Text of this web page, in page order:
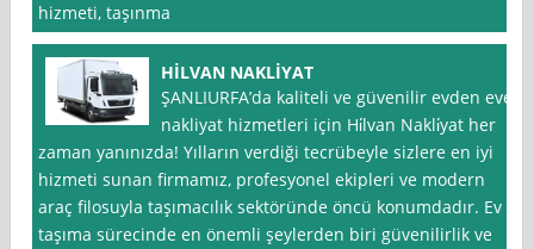
hizmeti, taşınma
HİLVAN NAKLİYAT
ŞANLIURFA’da kaliteli ve güvenilir evden eve
nakliyat hizmetleri için Hi̇lvan Nakli̇yat her
zaman yanınızda! Yılların verdiği tecrübeyle sizlere en iyi
hizmeti sunan firmamız, profesyonel ekipleri ve modern
araç filosuyla taşımacılık sektöründe öncü konumdadır. Ev
taşıma sürecinde en önemli şeylerden biri güvenilirlik ve